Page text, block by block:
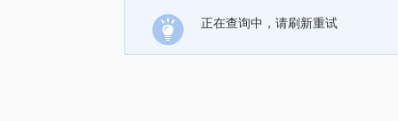
正在查询中，请刷新重试